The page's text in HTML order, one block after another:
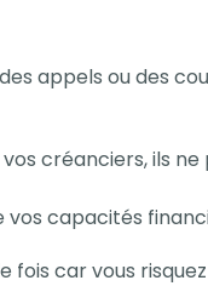
appels ou des
créanciers, ils ne
capacités
fois car vous